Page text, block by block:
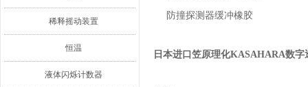
稀释摇动装置
恒温
液体闪烁计数器
防撞探测器缓冲橡胶
日本进口笠原理化KASAHARA数字